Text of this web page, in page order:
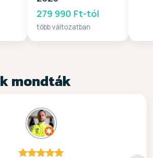
279 990 Ft-tól
több változatban
mondták